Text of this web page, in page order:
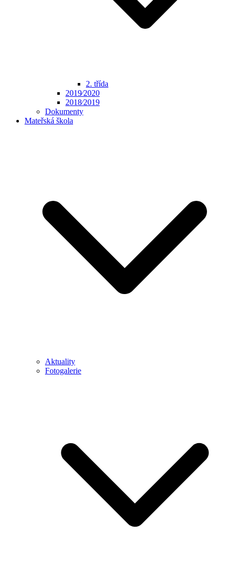
2. třída
2019⁄2020
2018⁄2019
Dokumenty
Mateřská škola
Aktuality
Fotogalerie